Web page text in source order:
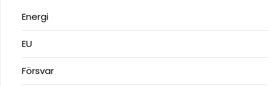
Energi
EU
Försvar